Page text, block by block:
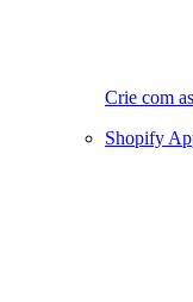
Crie com
Shopify